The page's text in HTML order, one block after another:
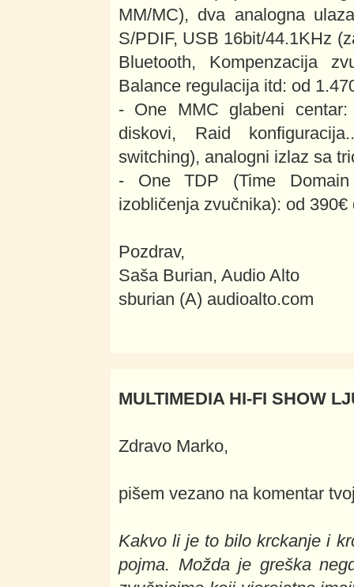
MM/MC), dva analogna
S/PDIF, USB 16bit/44.1KHz
Bluetooth, Kompenzacija
Balance regulacija itd: od
- One MMC glabeni
diskovi, Raid
switching), analogni izlaz sa
- One TDP (Time
izobličenja zvučnika): od 390€
Pozdrav,
Saša Burian, Audio Alto
sburian (A) audioalto.com
MULTIMEDIA HI-FI SHOW
Zdravo Marko,
pišem vezano na komentar
Kakvo li je to bilo krckanje i
pojma. Možda je greška